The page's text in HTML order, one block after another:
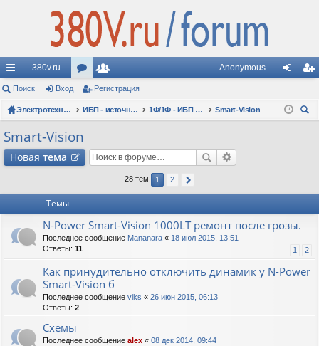
с
ы
лк
380v.ru
ор
ум
ол
ьз
ат
и
Anonymous
д ис
Поиск Вход Регистрация
Электротехнические форумы ИБП - источники бесперебойного питания 1Ф/1Ф - ИБП N-POWER - однофазные 1-10 кВА - вопросы по моделям
Smart-Vision
Smart-Vision
Новая тема
28 тем 1 2
Темы
N-Power Smart-Vision 1000LT ремонт после грозы.
Последнее сообщение Mananara « 18 июл 2015, 13:51
Ответы: 11 1 2
Как принудительно отключить динамик у N-Power
Smart-Vision б
Последнее сообщение viks « 26 июн 2015, 06:13
Ответы: 2
Схемы
Последнее сообщение alex « 08 дек 2014, 09:44